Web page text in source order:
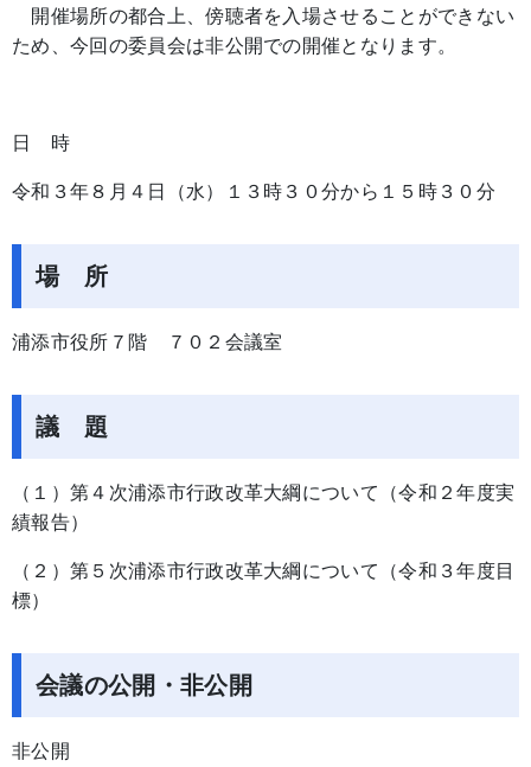
開催場所の都合上、傍聴者を入場させることができない
ため、今回の委員会は非公開での開催となります。
日 時
令和３年８月４日（水）１３時３０分から１５時３０分
場 所
浦添市役所７階 ７０２会議室
議 題
（１）第４次浦添市行政改革大綱について（令和２年度実
績報告）
（２）第５次浦添市行政改革大綱について（令和３年度目
標）
会議の公開・非公開
非公開